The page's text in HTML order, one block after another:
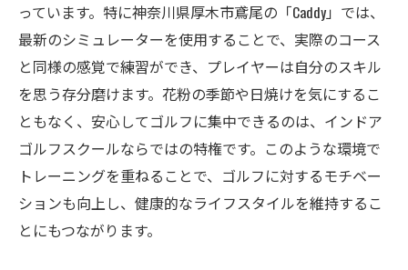
っています。特に神奈川県厚木市鳶尾の「Caddy」では、
最新のシミュレーターを使用することで、実際のコース
と同様の感覚で練習ができ、プレイヤーは自分のスキル
を思う存分磨けます。花粉の季節や日焼けを気にするこ
ともなく、安心してゴルフに集中できるのは、インドア
ゴルフスクールならではの特権です。このような環境で
トレーニングを重ねることで、ゴルフに対するモチベー
ションも向上し、健康的なライフスタイルを維持するこ
とにもつながります。